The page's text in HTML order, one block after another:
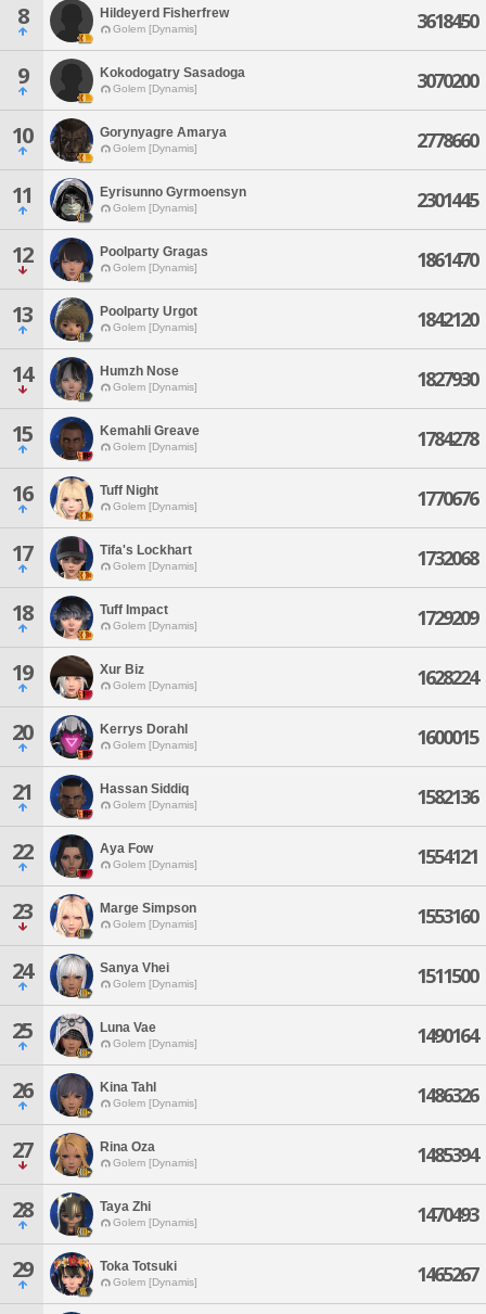
8 Hildeyerd Fisherfrew
Golem [Dynamis] 3618450
9 Kokodogatry Sasadoga
Golem [Dynamis] 3070200
10 Gorynyagre Amarya
Golem [Dynamis] 2778660
11 Eyrisunno Gyrmoensyn
Golem [Dynamis] 2301445
12 Poolparty Gragas
Golem [Dynamis] 1861470
13 Poolparty Urgot
Golem [Dynamis] 1842120
14 Humzh Nose
Golem [Dynamis] 1827930
15 Kemahli Greave
Golem [Dynamis] 1784278
16 Tuff Night
Golem [Dynamis] 1770676
17 Tifa's Lockhart
Golem [Dynamis] 1732068
18 Tuff Impact
Golem [Dynamis] 1729209
19 Xur Biz
Golem [Dynamis] 1628224
20 Kerrys Dorahl
Golem [Dynamis] 1600015
21 Hassan Siddiq
Golem [Dynamis] 1582136
22 Aya Fow
Golem [Dynamis] 1554121
23 Marge Simpson
Golem [Dynamis] 1553160
24 Sanya Vhei
Golem [Dynamis] 1511500
25 Luna Vae
Golem [Dynamis] 1490164
26 Kina Tahl
Golem [Dynamis] 1486326
27 Rina Oza
Golem [Dynamis] 1485394
28 Taya Zhi
Golem [Dynamis] 1470493
29 Toka Totsuki
Golem [Dynamis] 1465267